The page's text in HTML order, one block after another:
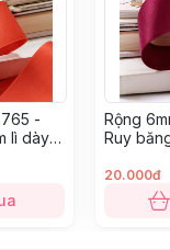
765 -
lì dày
Rộng
Ruy
20.000đ